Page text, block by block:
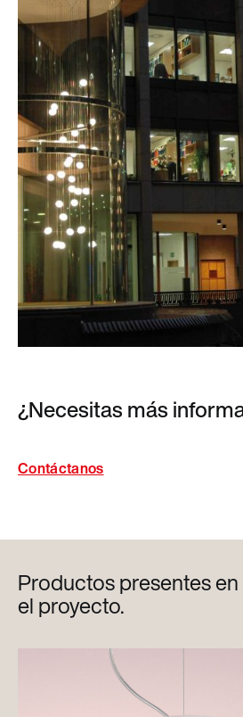
¿Necesitas más
Contáctanos
Productos presentes en
el proyecto.